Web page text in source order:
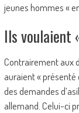
jeunes hommes «
Ils voulaient
Contrairement aux
auraient «
des demandes
allemand. Celui-ci